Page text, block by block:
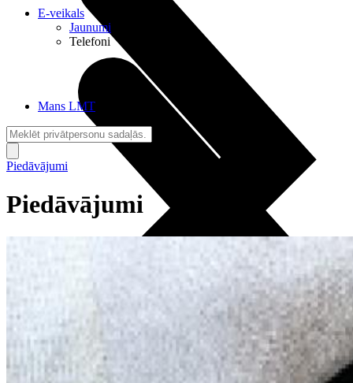
Sarunas + Internets
E-veikals
Jaunumi
Telefoni
Mans LMT
Piedāvājumi
Piedāvājumi